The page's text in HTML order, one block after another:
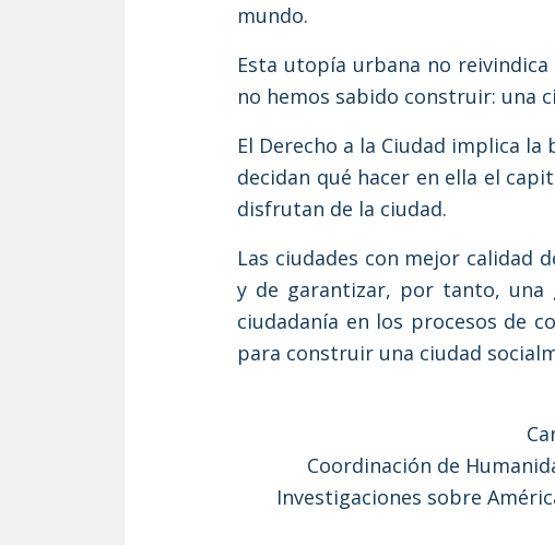
mundo.
Esta utopía urbana no
no hemos sabido construir: una
El Derecho a la Ciudad implica
decidan qué hacer en ella el
disfrutan de la ciudad.
Las ciudades con mejor calidad
y de garantizar, por tanto, una
ciudadanía en los procesos de
para construir una ciudad
Coordinación de
Investigaciones sobre